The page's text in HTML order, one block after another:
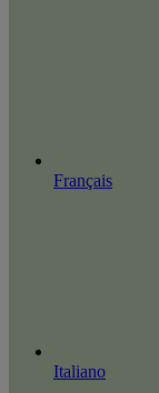
Français
Italiano